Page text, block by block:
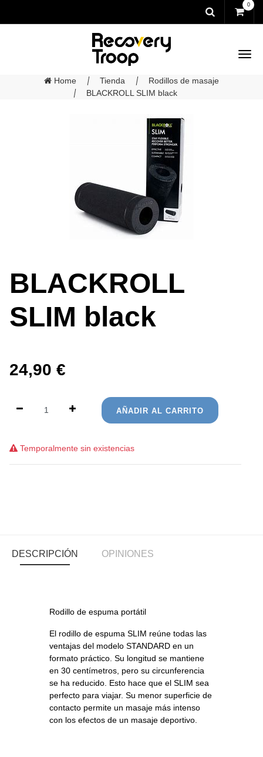
0
Home Tienda
Rodillos de masaje
BLACKROLL SLIM black
BLACKROLL
SLIM black
24,90 €
AÑADIR AL CARRITO
Temporalmente sin existencias
DESCRIPCIÓN OPINIONES
Rodillo de espuma portátil
El rodillo de espuma SLIM reúne todas las
ventajas del modelo STANDARD en un
formato práctico. Su longitud se mantiene
en 30 centímetros, pero su circunferencia
se ha reducido. Esto hace que el SLIM sea
perfecto para viajar. Su menor superficie de
contacto permite un masaje más intenso
con los efectos de un masaje deportivo.